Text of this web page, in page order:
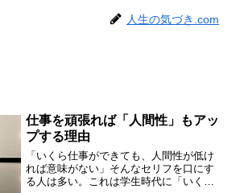
人生の気づき.com
仕事を頑張れば「人間性」もアッ
プする理由
「いくら仕事ができても、人間性が低け
れば意味がない」そんなセリフを口にす
る人は多い。これは学生時代に「いくら